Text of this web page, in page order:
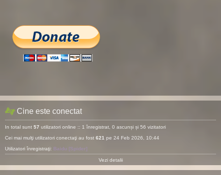
Cine este conectat
In total sunt 57 utilizatori online :: 1 înregistrat, 0 ascunși și 56 vizitatori
Cei mai mulţi utilizatori conectaţi au fost 621 pe 24 Feb 2026, 10:44
Utilizatori înregistraţi: Baidu [Spider]
Vezi detalii